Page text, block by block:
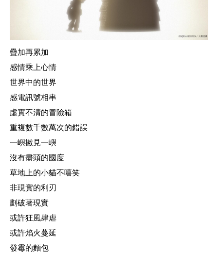
疊加再累加
感情乘上心情
世界中的世界
感電訊號相串
虛實不清的冒險箱
重複數千數萬次的錯誤
一嶼撇見一嶼
沒有盡頭的國度
草地上的小貓不嘻笑
非現實的利刃
劃破著現實
或許狂風肆虐
或許焰火蔓延
發霉的麵包